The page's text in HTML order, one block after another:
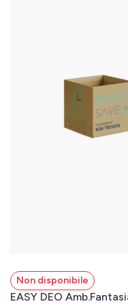
Non disponibile
EASY DEO